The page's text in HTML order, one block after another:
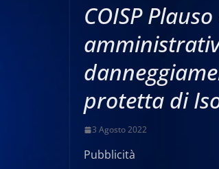
COISP
protetta di
3 Agosto 2022
Pubblicità